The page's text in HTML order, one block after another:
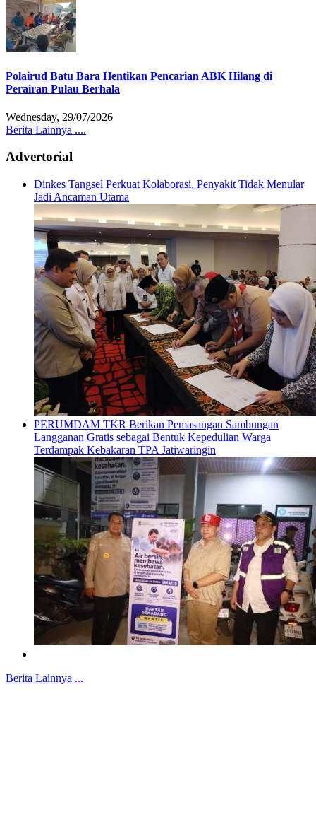
Polairud Batu Bara Hentikan Pencarian ABK Hilang di
Perairan Pulau Berhala
Wednesday, 29/07/2026
Berita Lainnya ....
Advertorial
Dinkes Tangsel Perkuat Kolaborasi, Penyakit Tidak Menular
Jadi Ancaman Utama
PERUMDAM TKR Berikan Pemasangan Sambungan
Langganan Gratis sebagai Bentuk Kepedulian Warga
Terdampak Kebakaran TPA Jatiwaringin
Berita Lainnya ...